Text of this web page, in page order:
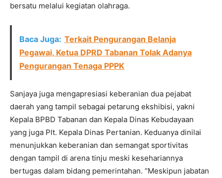
bersatu melalui kegiatan olahraga.
Baca Juga: Terkait Pengurangan Belanja
Pegawai, Ketua DPRD Tabanan Tolak Adanya
Pengurangan Tenaga PPPK
Sanjaya juga mengapresiasi keberanian dua pejabat
daerah yang tampil sebagai petarung ekshibisi, yakni
Kepala BPBD Tabanan dan Kepala Dinas Kebudayaan
yang juga Plt. Kepala Dinas Pertanian. Keduanya dinilai
menunjukkan keberanian dan semangat sportivitas
dengan tampil di arena tinju meski kesehariannya
bertugas dalam bidang pemerintahan. “Meskipun jabatan